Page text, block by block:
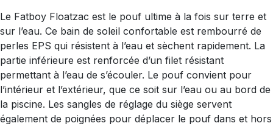
Le Fatboy Floatzac est le pouf ultime à la fois sur terre et
sur l’eau. Ce bain de soleil confortable est rembourré de
perles EPS qui résistent à l’eau et sèchent rapidement. La
partie inférieure est renforcée d’un filet résistant
permettant à l’eau de s’écouler. Le pouf convient pour
l’intérieur et l’extérieur, que ce soit sur l’eau ou au bord de
la piscine. Les sangles de réglage du siège servent
également de poignées pour déplacer le pouf dans et hors